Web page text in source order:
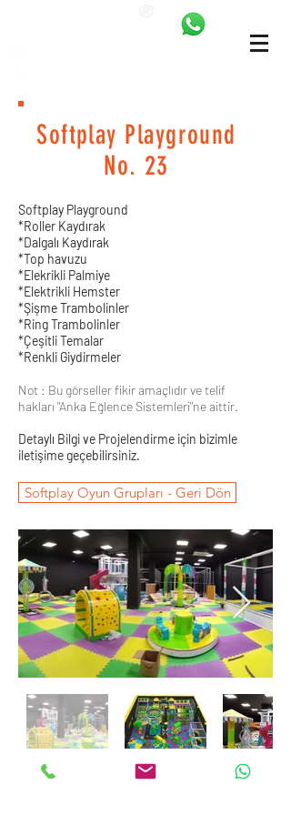
Softplay Playground
No. 23
Softplay Playground
*Roller Kaydırak
*Dalgalı Kaydırak
*Top havuzu
*Elekrikli Palmiye
*Elektrikli Hemster
*Şişme Trambolinler
*Ring Trambolinler
*Çeşitli Temalar
*Renkli Giydirmeler
Not : Bu görseller fikir amaçlıdır ve telif
hakları "Anka Eğlence Sistemleri"ne aittir.
Detaylı Bilgi ve Projelendirme için bizimle
iletişime geçebilirsiniz.
Softplay Oyun Grupları - Geri Dön